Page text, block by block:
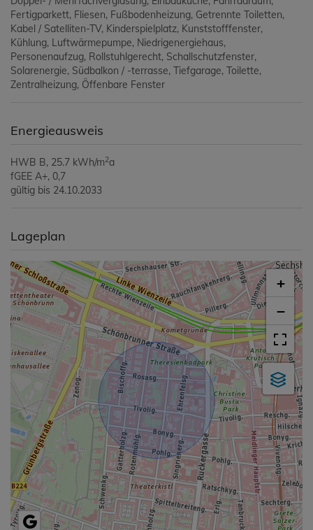
Fertigparkett Fliesen Fußbodenheizung Getrennte Toiletten
Kabel / Satelliten-TV Kinderspielplatz Kunststofffenster
Kühlung Luftwärmepumpe Niedrigenergiehaus
Personenaufzug Rollstuhlgerecht Schallschutzfenster
Solarenergie Südbalkon / -terrasse Tiefgarage Toilette
Zentralheizung Öffenbare Fenster
Energieausweis
HWB B, 25.7 kWh/m2a
fGEE A+, 0,7
gültig bis 24.10.2033
Lageplan
+
−